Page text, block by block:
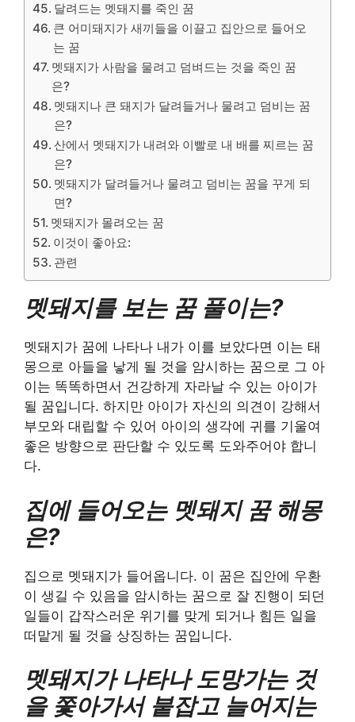
달려드는 멧돼지를 죽인 꿈
큰 어미돼지가 새끼들을 이끌고 집안으로 들어오
는 꿈
멧돼지가 사람을 물려고 덤벼드는 것을 죽인 꿈
은?
멧돼지나 큰 돼지가 달려들거나 물려고 덤비는 꿈
은?
산에서 멧돼지가 내려와 이빨로 내 배를 찌르는 꿈
은?
멧돼지가 달려들거나 물려고 덤비는 꿈을 꾸게 되
면?
멧돼지가 몰려오는 꿈
이것이 좋아요:
관련
멧돼지를 보는 꿈 풀이는?
멧돼지가 꿈에 나타나 내가 이를 보았다면 이는 태
몽으로 아들을 낳게 될 것을 암시하는 꿈으로 그 아
이는 똑똑하면서 건강하게 자라날 수 있는 아이가
될 꿈입니다. 하지만 아이가 자신의 의견이 강해서
부모와 대립할 수 있어 아이의 생각에 귀를 기울여
좋은 방향으로 판단할 수 있도록 도와주어야 합니
다.
집에 들어오는 멧돼지 꿈 해몽
은?
집으로 멧돼지가 들어옵니다. 이 꿈은 집안에 우환
이 생길 수 있음을 암시하는 꿈으로 잘 진행이 되던
일들이 갑작스러운 위기를 맞게 되거나 힘든 일을
떠맡게 될 것을 상징하는 꿈입니다.
멧돼지가 나타나 도망가는 것
을 쫓아가서 붙잡고 늘어지는